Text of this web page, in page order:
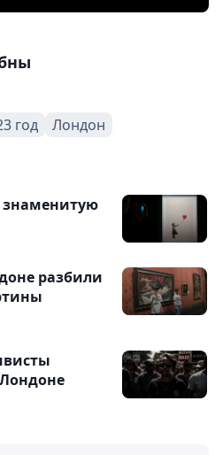
год Лондон
знаменитую
разбили